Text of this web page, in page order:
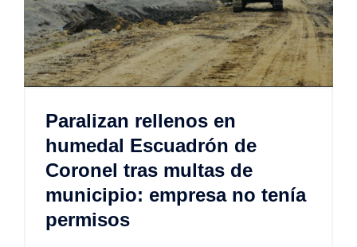
Paralizan rellenos en
humedal Escuadrón de
Coronel tras multas de
municipio: empresa no tenía
permisos